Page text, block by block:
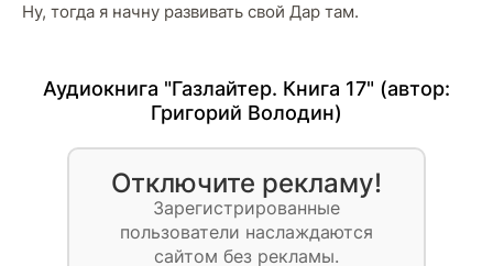
Ну, тогда я начну развивать свой Дар там.
Аудиокнига "Газлайтер. Книга 17" (автор:
Григорий Володин)
Отключите рекламу!
Зарегистрированные
пользователи наслаждаются
сайтом без рекламы.